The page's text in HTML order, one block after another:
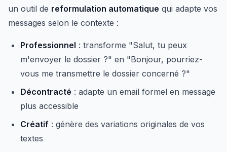
un outil de reformulation automatique qui adapte vos
messages selon le contexte :
Professionnel : transforme "Salut, tu peux
m'envoyer le dossier ?" en "Bonjour, pourriez-
vous me transmettre le dossier concerné ?"
Décontracté : adapte un email formel en message
plus accessible
Créatif : génère des variations originales de vos
textes